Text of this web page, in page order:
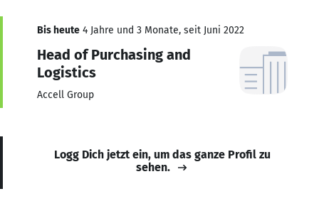
Bis heute 4 Jahre und 3 Monate, seit Juni 2022
Head of Purchasing and
Logistics
Accell Group
Logg Dich jetzt ein, um das ganze Profil zu
sehen.